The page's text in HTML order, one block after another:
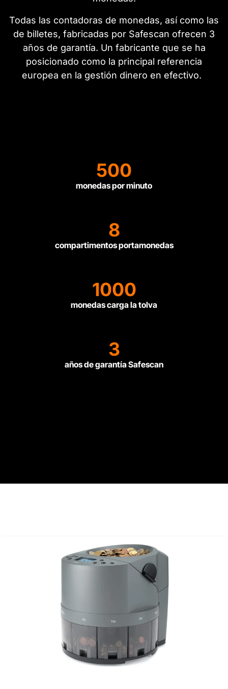
Todas las contadoras de monedas, así como las
de billetes, fabricadas por Safescan ofrecen 3
años de garantía. Un fabricante que se ha
posicionado como la principal referencia
europea en la gestión dinero en efectivo.
500
monedas por minuto
8
compartimentos portamonedas
1000
monedas carga la tolva
3
años de garantía Safescan